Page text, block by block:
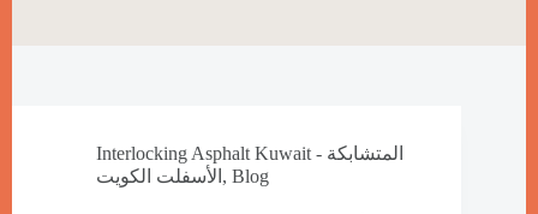
Interlocking Asphalt Kuwait - المتشابكة
الأسفلت الكويت , Blog